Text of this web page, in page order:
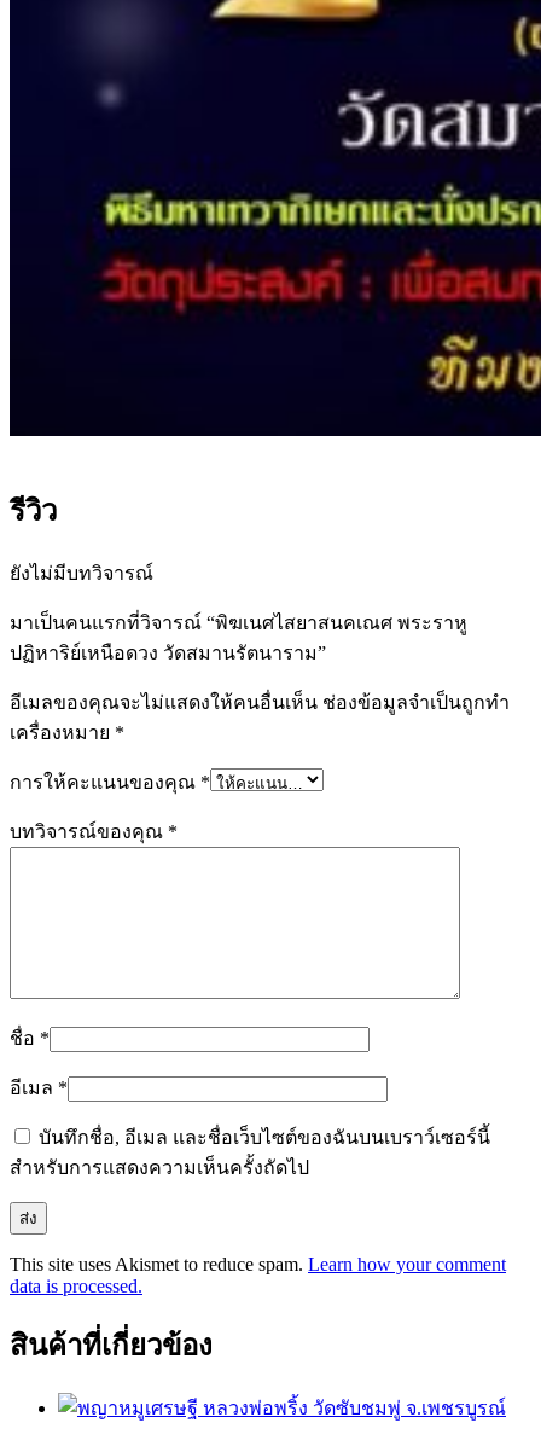
รีวิว
ยังไม่มีบทวิจารณ์
มาเป็นคนแรกที่วิจารณ์ “พิฆเนศไสยาสนคเณศ พระราหู
ปฏิหาริย์เหนือดวง วัดสมานรัตนาราม”
อีเมลของคุณจะไม่แสดงให้คนอื่นเห็น ช่องข้อมูลจำเป็นถูกทำ
เครื่องหมาย *
การให้คะแนนของคุณ *
บทวิจารณ์ของคุณ *
ชื่อ *
อีเมล *
บันทึกชื่อ, อีเมล และชื่อเว็บไซต์ของฉันบนเบราว์เซอร์นี้
สำหรับการแสดงความเห็นครั้งถัดไป
This site uses Akismet to reduce spam. Learn how your comment
data is processed.
สินค้าที่เกี่ยวข้อง